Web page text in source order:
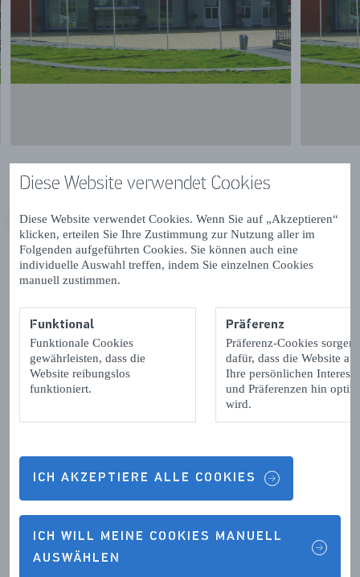
Diese Website verwendet Cookies
Diese Website verwendet Cookies. Wenn Sie auf „Akzeptieren“
klicken, erteilen Sie Ihre Zustimmung zur Nutzung aller im
Folgenden aufgeführten Cookies. Sie können auch eine
individuelle Auswahl treffen, indem Sie einzelnen Cookies
manuell zustimmen.
Funktional
Funktionale Cookies
gewährleisten, dass die
Website reibungslos
funktioniert.
Präferenz
Präferenz-Cookies sorgen
dafür, dass die Website auf
Ihre persönlichen
und Präferenzen hin
wird.
ICH AKZEPTIERE ALLE COOKIES
ICH WILL MEINE COOKIES MANUELL
AUSWÄHLEN
VORIGEVOLGENDE
Kontaktdetails & Öffnungszeiten
Dienstag:
Geschlossen
Donnerstag:
Geschlossen